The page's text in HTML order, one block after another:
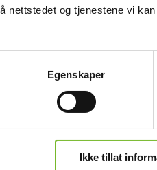
nettstedet og tjenestene vi
Egenskaper
Ikke tillat